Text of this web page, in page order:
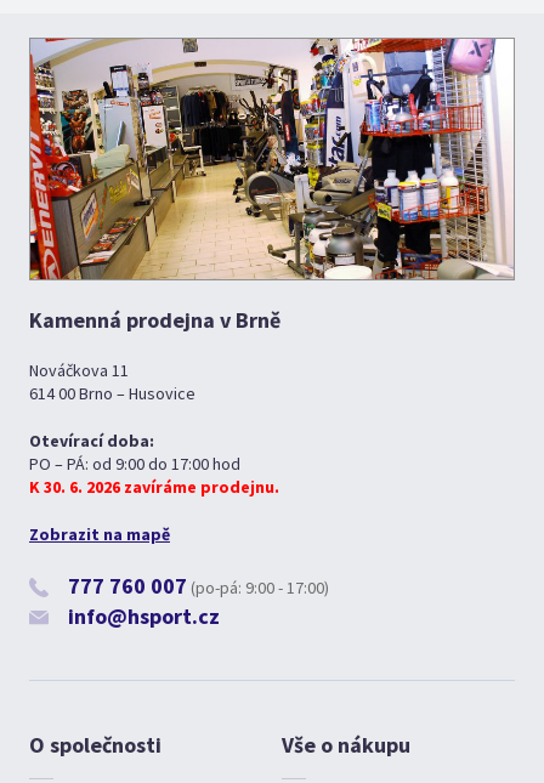
Kamenná prodejna v Brně
Nováčkova 11
614 00 Brno – Husovice
Otevírací doba:
PO – PÁ: od 9:00 do 17:00 hod
K 30. 6. 2026 zavíráme prodejnu.
Zobrazit na mapě
777 760 007 (po-pá: 9:00 - 17:00)
info@hsport.cz
O společnosti Vše o nákupu